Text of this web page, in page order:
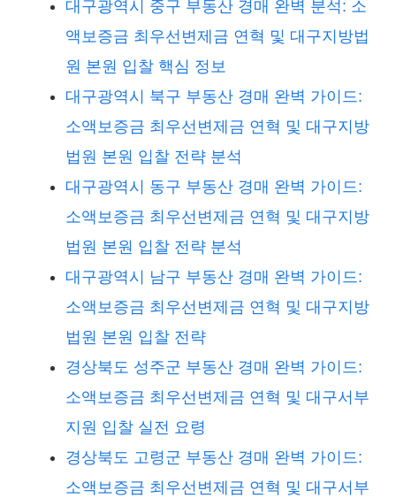
대구광역시 중구 부동산 경매 완벽 분석: 소
액보증금 최우선변제금 연혁 및 대구지방법
원 본원 입찰 핵심 정보
대구광역시 북구 부동산 경매 완벽 가이드:
소액보증금 최우선변제금 연혁 및 대구지방
법원 본원 입찰 전략 분석
대구광역시 동구 부동산 경매 완벽 가이드:
소액보증금 최우선변제금 연혁 및 대구지방
법원 본원 입찰 전략 분석
대구광역시 남구 부동산 경매 완벽 가이드:
소액보증금 최우선변제금 연혁 및 대구지방
법원 본원 입찰 전략
경상북도 성주군 부동산 경매 완벽 가이드:
소액보증금 최우선변제금 연혁 및 대구서부
지원 입찰 실전 요령
경상북도 고령군 부동산 경매 완벽 가이드:
소액보증금 최우선변제금 연혁 및 대구서부